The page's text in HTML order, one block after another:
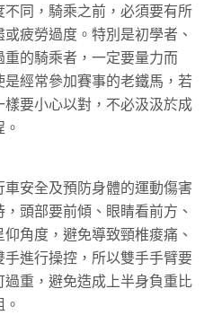
同，騎乘之前，必須要有所
疲勞過度。特別是初學者、
的騎乘者，一定要量力而
經常參加賽事的老鐵馬，若
要小心以對，不必汲汲於成
安全及預防身體的運動傷害
頭部要前傾、眼睛看前方、
角度，避免導致頸椎痠痛、
進行操控，所以雙手手臂要
重，避免造成上半身負重比